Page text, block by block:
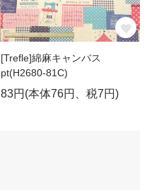
[Trefle]綿麻キャンバス
pt(H2680-81C)
83円(本体76円、税7円)